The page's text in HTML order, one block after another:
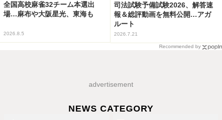
全国高校麻雀32チーム本選出
場…麻布や大阪星光、東海も
2026.8.5
司法試験予備試験2026、解答速
報＆総評動画を無料公開…アガ
ルート
2026.7.21
Recommended by
advertisement
NEWS CATEGORY